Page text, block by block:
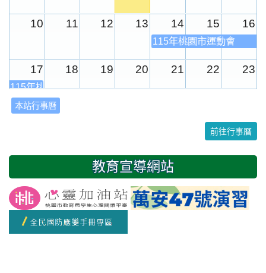
10 11 12 13 14 15 16
115年桃園市運動會
17 18 19 20 21 22 23
115年桃園市運動會
24
2 3
友善校園週
開學日
本站行事曆
前往行事曆
教育宣導網站